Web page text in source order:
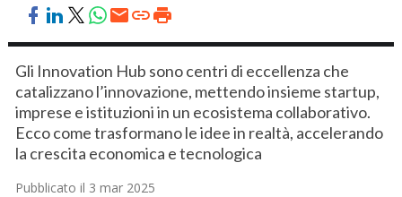
Gli Innovation Hub sono centri di eccellenza che
catalizzano l’innovazione, mettendo insieme startup,
imprese e istituzioni in un ecosistema collaborativo.
Ecco come trasformano le idee in realtà, accelerando
la crescita economica e tecnologica
Pubblicato il 3 mar 2025